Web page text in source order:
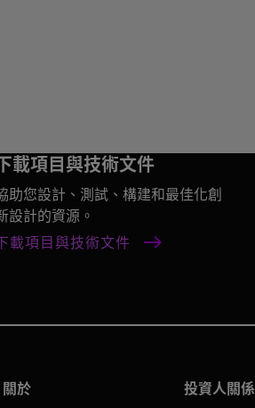
載項目與技術文件
助您設計、測試、構建和最佳化創
設計的資源。
載項目與技術文件
關於 投資人關係